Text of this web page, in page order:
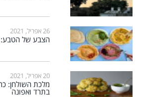
26 אפריל, 2021
הצבע של הטבע:
20 אפריל, 2021
מלכת השולחן:
בתרד ואפונה